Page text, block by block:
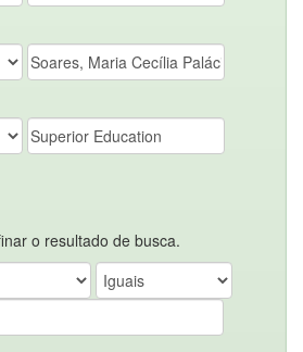
o resultado de busca.